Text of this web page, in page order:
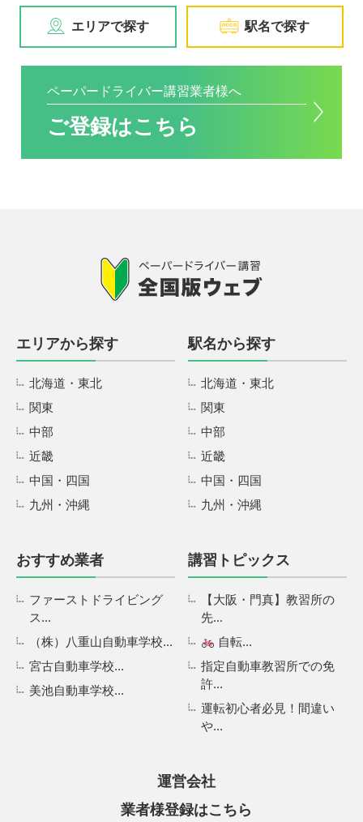
エリアで探す 駅名で探す
ペーパードライバー講習業者様へ
ご登録はこちら
エリアから探す
北海道・東北
関東
中部
近畿
中国・四国
九州・沖縄
駅名から探す
北海道・東北
関東
中部
近畿
中国・四国
九州・沖縄
おすすめ業者
ファーストドライビング
ス...
（株）八重山自動車学校...
宮古自動車学校...
美池自動車学校...
講習トピックス
【大阪・門真】教習所の
先...
自転...
指定自動車教習所での免
許...
運転初心者必見！間違い
や...
運営会社
業者様登録はこちら